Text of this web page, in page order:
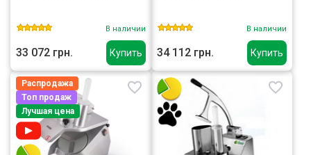
Купить
В наличии
33 072 грн. Купить
В наличии
34 112 грн.
Распродажа
Топ продаж
Лучшая цена